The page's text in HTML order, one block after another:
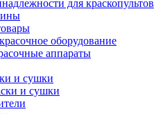
для краскопультов
оборудование
аппараты
и сушки
и сушки